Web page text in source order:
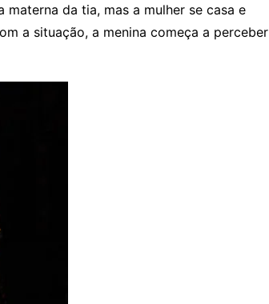
da tia, mas a mulher se casa e
a situação, a menina começa a perceber